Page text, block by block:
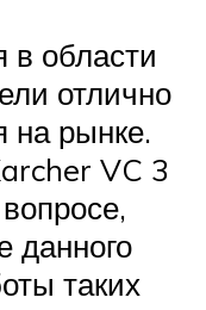
в области
отлично
на рынке.
VC 3
данного
таких